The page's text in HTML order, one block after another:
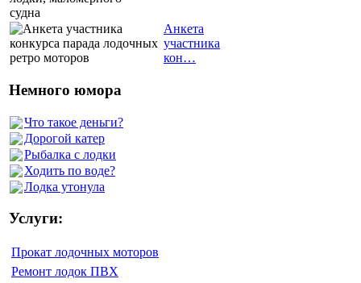
Анкета
участника
кон…
Немного юмора
Что такое деньги?
Дорогой катер
Рыбалка с лодки
Ходить по воде?
Лодка утонула
Услуги:
Прокат лодочных моторов
Ремонт лодок ПВХ